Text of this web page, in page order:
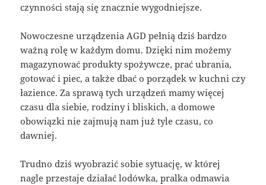
czynności stają się znacznie wygodniejsze.
Nowoczesne urządzenia AGD pełnią dziś bardzo
ważną rolę w każdym domu. Dzięki nim możemy
magazynować produkty spożywcze, prać ubrania,
gotować i piec, a także dbać o porządek w kuchni czy
łazience. Za sprawą tych urządzeń mamy więcej
czasu dla siebie, rodziny i bliskich, a domowe
obowiązki nie zajmują nam już tyle czasu, co
dawniej.
Trudno dziś wyobrazić sobie sytuację, w której
nagle przestaje działać lodówka, pralka odmawia